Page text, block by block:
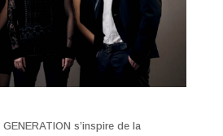
s’inspire de la